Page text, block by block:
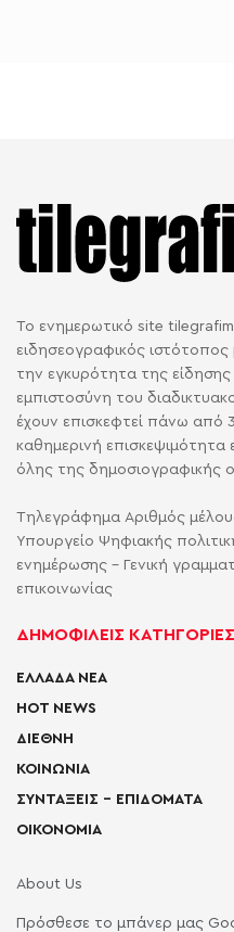
Το ενημερωτικό site
ειδησεογραφικός ιστότοπος
την εγκυρότητα της είδησης
εμπιστοσύνη του
έχουν επισκεφτεί πάνω από
καθημερινή
όλης της δημοσιογραφικής
Τηλεγράφημα Αριθμός
Υπουργείο Ψηφιακής
ενημέρωσης - Γενική
επικοινωνίας
ΔΗΜΟΦΙΛΕΙΣ ΚΑΤΗΓΟΡΙΕΣ
ΕΛΛΑΔΑ ΝΕΑ
HOT NEWS
ΔΙΕΘΝΗ
ΚΟΙΝΩΝΙΑ
ΣΥΝΤΑΞΕΙΣ – ΕΠΙΔΟΜΑΤΑ
ΟΙΚΟΝΟΜΙΑ
About Us
Πρόσθεσε το μπάνερ μας